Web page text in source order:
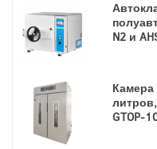
N2 и
Камера
GTOP-